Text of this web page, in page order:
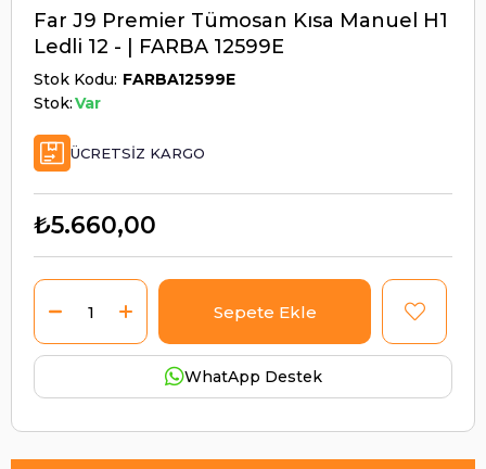
Far J9 Premier Tümosan Kısa Manuel H1
Ledli 12 - | FARBA 12599E
Stok Kodu FARBA12599E
Stok:Var
ÜCRETSIZ KARGO
₺5.660,00
WhatApp Destek